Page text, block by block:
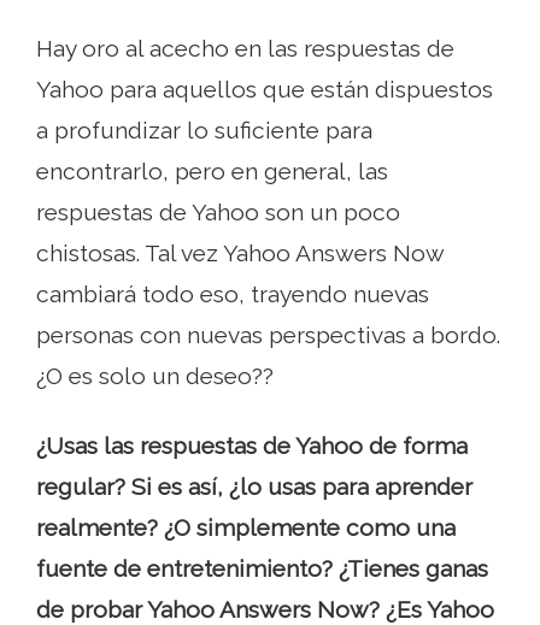
Hay oro al acecho en las respuestas de
Yahoo para aquellos que están dispuestos
a profundizar lo suficiente para
encontrarlo, pero en general, las
respuestas de Yahoo son un poco
chistosas. Tal vez Yahoo Answers Now
cambiará todo eso, trayendo nuevas
personas con nuevas perspectivas a bordo.
¿O es solo un deseo??
¿Usas las respuestas de Yahoo de forma
regular? Si es así, ¿lo usas para aprender
realmente? ¿O simplemente como una
fuente de entretenimiento? ¿Tienes ganas
de probar Yahoo Answers Now? ¿Es Yahoo